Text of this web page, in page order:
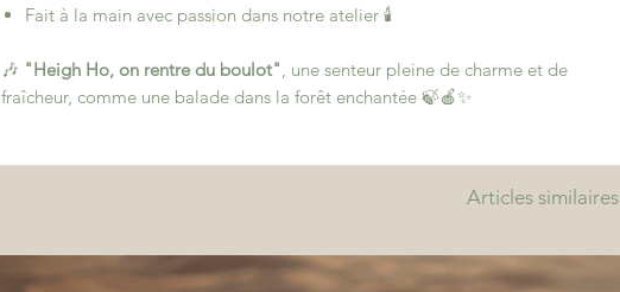
Fait à la main avec passion dans notre atelier 🕯️
🎶 "Heigh Ho, on rentre du boulot" , une senteur pleine de charme et de
fraîcheur, comme une balade dans la forêt enchantée 🍃🍎✨
Articles similaires